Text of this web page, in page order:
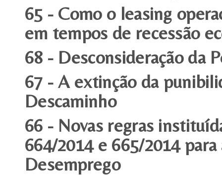
65 - Como o leasing
em tempos de recessão
68 - Desconsideração da
67 - A extinção da
Descaminho
66 - Novas regras
664/2014 e 665/2014
Desemprego